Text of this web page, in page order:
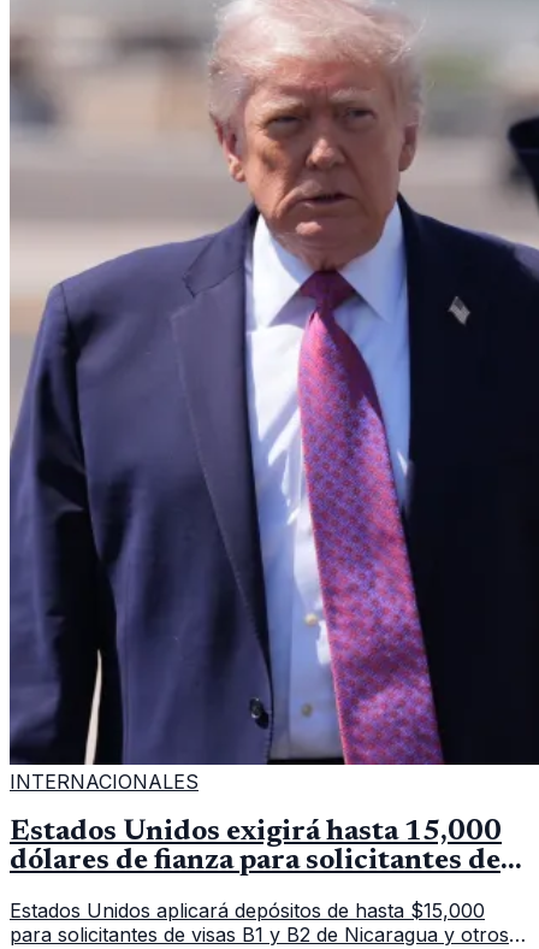
INTERNACIONALES
Estados Unidos exigirá hasta 15,000
dólares de fianza para solicitantes de
Estados Unidos aplicará depósitos de hasta $15,000
para solicitantes de visas B1 y B2 de Nicaragua y otros